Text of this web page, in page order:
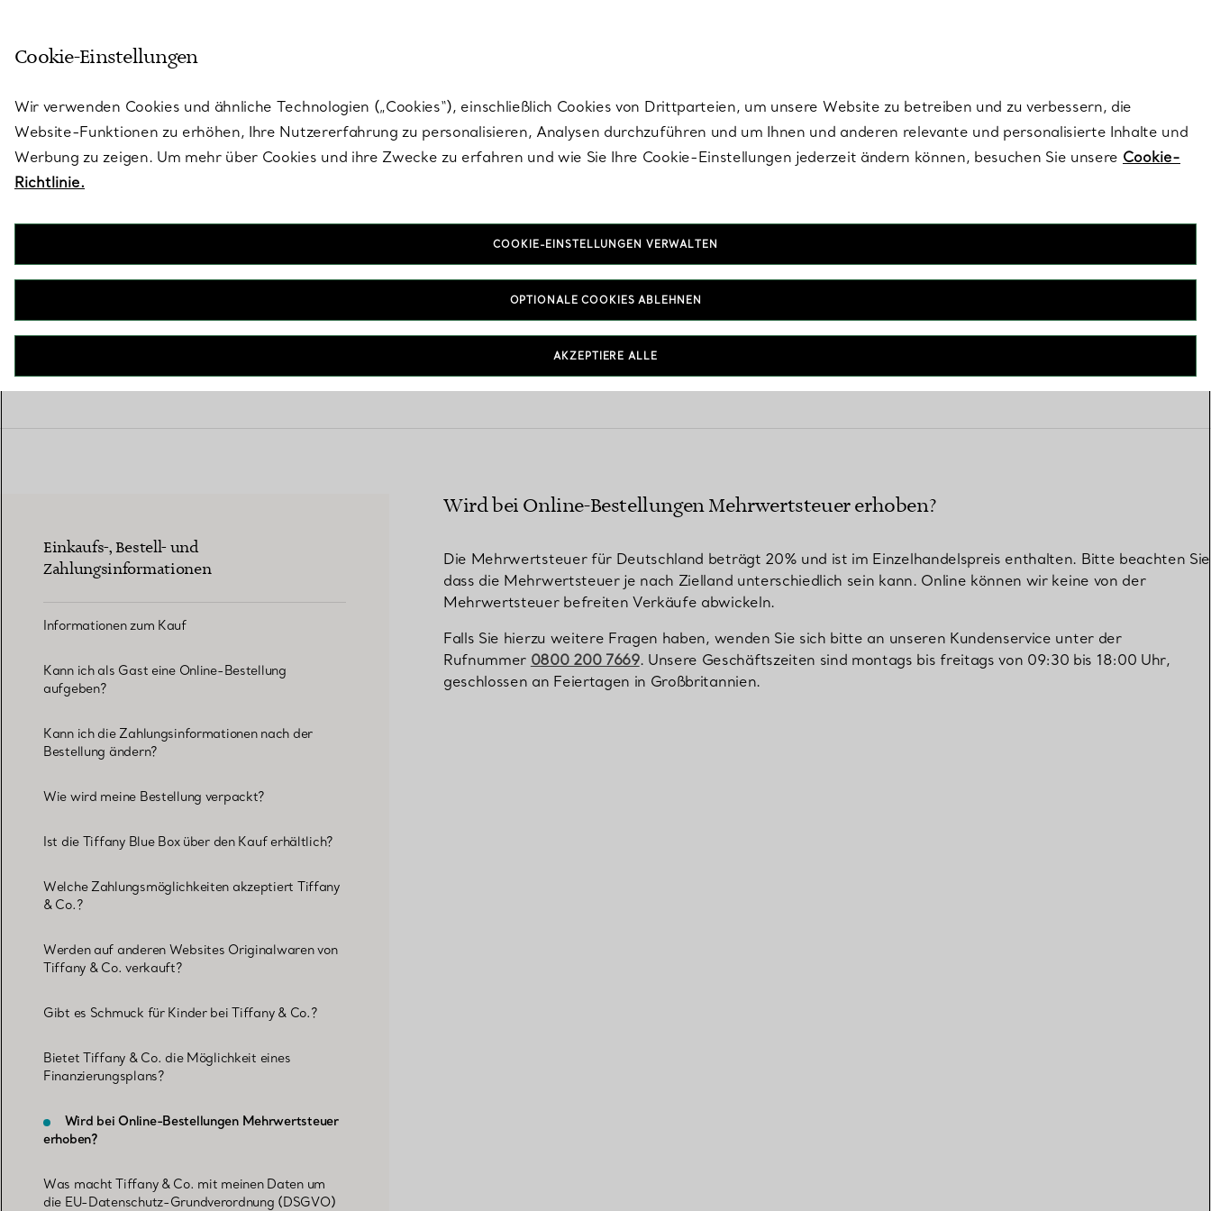
Vereinbaren Sie Ihren mit einem Tiffany-Diamantenexperten.
Einkaufs-, Bestell- und Zahlungsinformationen
FAQs
Einkaufs-, Bestell- und
Zahlungsinformationen
Informationen zum Kauf
Kann ich als Gast eine Online-Bestellung
aufgeben?
Kann ich die Zahlungsinformationen nach der
Bestellung ändern?
Wie wird meine Bestellung verpackt?
Ist die Tiffany Blue Box über den Kauf erhältlich?
Welche Zahlungsmöglichkeiten akzeptiert Tiffany
& Co.?
Werden auf anderen Websites Originalwaren von
Tiffany & Co. verkauft?
Gibt es Schmuck für Kinder bei Tiffany & Co.?
Bietet Tiffany & Co. die Möglichkeit eines
Finanzierungsplans?
Wird bei Online-Bestellungen Mehrwertsteuer
erhoben?
Was macht Tiffany & Co. mit meinen Daten um
die EU-Datenschutz-Grundverordnung (DSGVO)
Wird bei Online-Bestellungen Mehrwertsteuer erhoben?
Die Mehrwertsteuer für Deutschland beträgt 20% und ist im Einzelhandelspreis enthalten. Bitte beachten
dass die Mehrwertsteuer je nach Zielland unterschiedlich sein kann. Online können wir keine von der
Mehrwertsteuer befreiten Verkäufe abwickeln.
Falls Sie hierzu weitere Fragen haben, wenden Sie sich bitte an unseren Kundenservice unter der
Rufnummer 0800 200 7669. Unsere Geschäftszeiten sind montags bis freitags von 09:30 bis 18:00 Uhr,
geschlossen an Feiertagen in Großbritannien.
Cookie-Einstellungen
Wir verwenden Cookies und ähnliche Technologien („Cookies“), einschließlich Cookies von Drittparteien, um unsere Website zu betreiben und zu verbessern, die
Website-Funktionen zu erhöhen, Ihre Nutzererfahrung zu personalisieren, Analysen durchzuführen und um Ihnen und anderen relevante und personalisierte Inhalte und
Werbung zu zeigen. Um mehr über Cookies und ihre Zwecke zu erfahren und wie Sie Ihre Cookie-Einstellungen jederzeit ändern können, besuchen Sie unsere Cookie-
Richtlinie.
COOKIE-EINSTELLUNGEN VERWALTEN
OPTIONALE COOKIES ABLEHNEN
AKZEPTIERE ALLE